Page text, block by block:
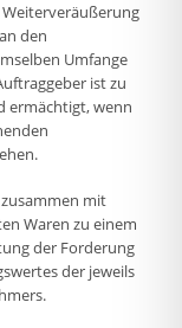
den
Umfange
ist zu
ermächtigt, wenn
mit
Waren zu einem
der Forderung
der jeweils